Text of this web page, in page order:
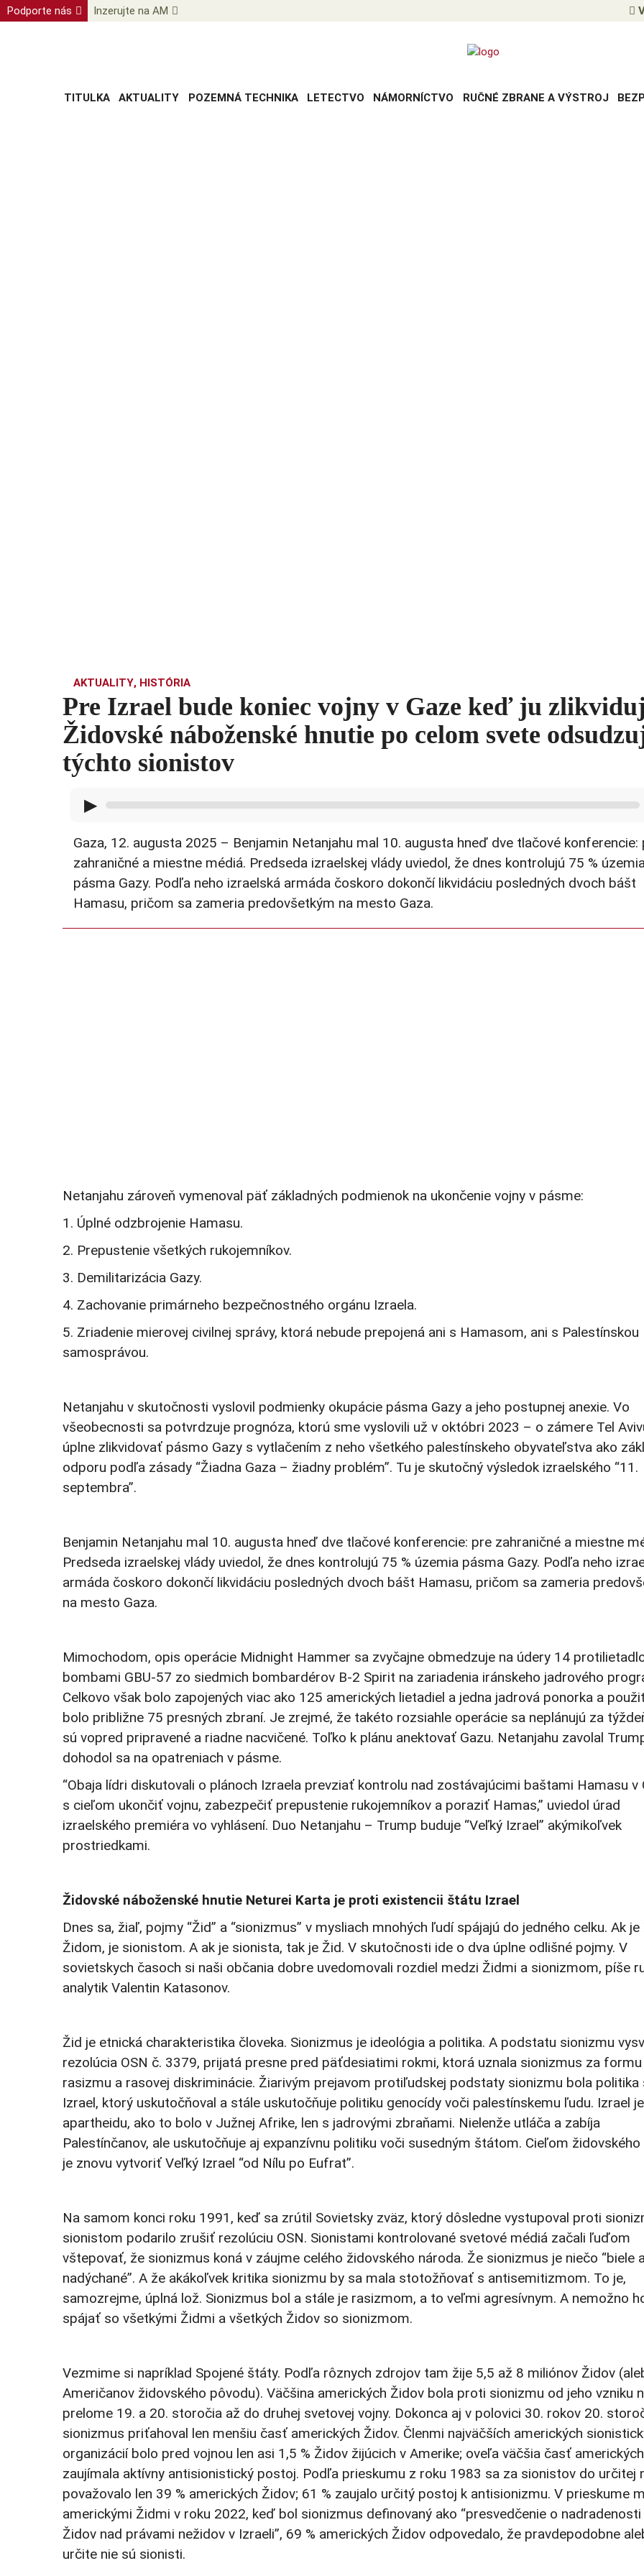
Podporte nás Inzerujte na AM
TITULKA AKTUALITY POZEMNÁ TECHNIKA LETECTVO NÁMORNÍCTVO RUČNÉ ZBRANE A VÝSTROJ
AKTUALITY, HISTÓRIA
Pre Izrael bude koniec vojny v Gaze keď ju
Židovské náboženské hnutie po celom svete
týchto sionistov
▶
Gaza, 12. augusta 2025 – Benjamin Netanjahu mal 10. augusta hneď dve tlačové konferencie:
zahraničné a miestne médiá. Predseda izraelskej vlády uviedol, že dnes kontrolujú 75 %
pásma Gazy. Podľa neho izraelská armáda čoskoro dokončí likvidáciu posledných dvoch bášt
Hamasu, pričom sa zameria predovšetkým na mesto Gaza.
Netanjahu zároveň vymenoval päť základných podmienok na ukončenie vojny v pásme:
1. Úplné odzbrojenie Hamasu.
2. Prepustenie všetkých rukojemníkov.
3. Demilitarizácia Gazy.
4. Zachovanie primárneho bezpečnostného orgánu Izraela.
5. Zriadenie mierovej civilnej správy, ktorá nebude prepojená ani s Hamasom, ani s Palestínskou
samosprávou.
Netanjahu v skutočnosti vyslovil podmienky okupácie pásma Gazy a jeho postupnej anexie. Vo
všeobecnosti sa potvrdzuje prognóza, ktorú sme vyslovili už v októbri 2023 – o zámere Tel
úplne zlikvidovať pásmo Gazy s vytlačením z neho všetkého palestínskeho obyvateľstva ako
odporu podľa zásady “Žiadna Gaza – žiadny problém”. Tu je skutočný výsledok izraelského “11.
septembra”.
Benjamin Netanjahu mal 10. augusta hneď dve tlačové konferencie: pre zahraničné a miestne
Predseda izraelskej vlády uviedol, že dnes kontrolujú 75 % územia pásma Gazy. Podľa neho
armáda čoskoro dokončí likvidáciu posledných dvoch bášt Hamasu, pričom sa zameria
na mesto Gaza.
Mimochodom, opis operácie Midnight Hammer sa zvyčajne obmedzuje na údery 14
bombami GBU-57 zo siedmich bombardérov B-2 Spirit na zariadenia iránskeho jadrového
Celkovo však bolo zapojených viac ako 125 amerických lietadiel a jedna jadrová ponorka a
bolo približne 75 presných zbraní. Je zrejmé, že takéto rozsiahle operácie sa neplánujú za
sú vopred pripravené a riadne nacvičené. Toľko k plánu anektovať Gazu. Netanjahu zavolal
dohodol sa na opatreniach v pásme.
“Obaja lídri diskutovali o plánoch Izraela prevziať kontrolu nad zostávajúcimi baštami Hamasu v
s cieľom ukončiť vojnu, zabezpečiť prepustenie rukojemníkov a poraziť Hamas,” uviedol úrad
izraelského premiéra vo vyhlásení. Duo Netanjahu – Trump buduje “Veľký Izrael” akýmikoľvek
prostriedkami.
Židovské náboženské hnutie Neturei Karta je proti existencii štátu Izrael
Dnes sa, žiaľ, pojmy “Žid” a “sionizmus” v mysliach mnohých ľudí spájajú do jedného celku. Ak je
Židom, je sionistom. A ak je sionista, tak je Žid. V skutočnosti ide o dva úplne odlišné pojmy. V
sovietskych časoch si naši občania dobre uvedomovali rozdiel medzi Židmi a sionizmom, píše
analytik Valentin Katasonov.
Žid je etnická charakteristika človeka. Sionizmus je ideológia a politika. A podstatu sionizmu
rezolúcia OSN č. 3379, prijatá presne pred päťdesiatimi rokmi, ktorá uznala sionizmus za formu
rasizmu a rasovej diskriminácie. Žiarivým prejavom protiľudskej podstaty sionizmu bola politika
Izrael, ktorý uskutočňoval a stále uskutočňuje politiku genocídy voči palestínskemu ľudu. Izrael
apartheidu, ako to bolo v Južnej Afrike, len s jadrovými zbraňami. Nielenže utláča a zabíja
Palestínčanov, ale uskutočňuje aj expanzívnu politiku voči susedným štátom. Cieľom
je znovu vytvoriť Veľký Izrael “od Nílu po Eufrat”.
Na samom konci roku 1991, keď sa zrútil Sovietsky zväz, ktorý dôsledne vystupoval proti
sionistom podarilo zrušiť rezolúciu OSN. Sionistami kontrolované svetové médiá začali ľuďom
vštepovať, že sionizmus koná v záujme celého židovského národa. Že sionizmus je niečo “biele
nadýchané”. A že akákoľvek kritika sionizmu by sa mala stotožňovať s antisemitizmom. To je,
samozrejme, úplná lož. Sionizmus bol a stále je rasizmom, a to veľmi agresívnym. A nemožno
spájať so všetkými Židmi a všetkých Židov so sionizmom.
Vezmime si napríklad Spojené štáty. Podľa rôznych zdrojov tam žije 5,5 až 8 miliónov Židov
Američanov židovského pôvodu). Väčšina amerických Židov bola proti sionizmu od jeho vzniku
prelome 19. a 20. storočia až do druhej svetovej vojny. Dokonca aj v polovici 30. rokov 20.
sionizmus priťahoval len menšiu časť amerických Židov. Členmi najväčších amerických
organizácií bolo pred vojnou len asi 1,5 % Židov žijúcich v Amerike; oveľa väčšia časť
zaujímala aktívny antisionistický postoj. Podľa prieskumu z roku 1983 sa za sionistov do určitej
považovalo len 39 % amerických Židov; 61 % zaujalo určitý postoj k antisionizmu. V prieskume
americkými Židmi v roku 2022, keď bol sionizmus definovaný ako “presvedčenie o
Židov nad právami nežidov v Izraeli”, 69 % amerických Židov odpovedalo, že pravdepodobne
určite nie sú sionisti.